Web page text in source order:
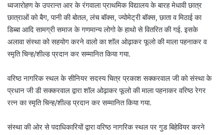
ध्वजारोहण के उपरान्त आर के रंगवाला प्राथमिक विद्यालय के बारह मेधावी छात्र
छात्राओं को बैग, पानी की बोतल, लंच बॉक्स, ज्योमेट्री बॉक्स, छाता व मिठाई का
डिब्बा आदि सामग्री समाज के गणमान्य लोगो के हाथो से वितरित की गई. इसके
अलावा संस्था को सहयोग करने वालो का शॉल ओढ़ाकर फूलो की माला पहनाकर व
स्मृति चिन्ह/शील्ड प्रदान कर सम्मानित किया गया.
वरिष्ठ नागरिक स्थल के सीनियर सदस्य चित्र प्रकाश सक्करवाल जी को संस्था के
प्रधान जी डी सक्करवाल द्वारा शॉल ओढ़ाकर फूलो की माला पहनाकर वरिष्ठ रेगर
रत्न का स्मृति चिन्ह/शील्ड प्रदान कर सम्मानित किया गया.
संस्था की ओर से पदाधिकारियों द्वारा वरिष्ठ नागरिक स्थल पर गुड बिहेवियर करने